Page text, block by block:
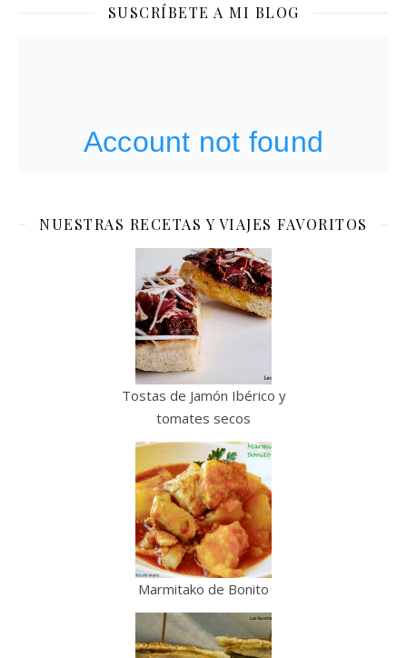
SUSCRÍBETE A MI BLOG
NUESTRAS RECETAS Y VIAJES FAVORITOS
Tostas de Jamón Ibérico y
tomates secos
Marmitako de Bonito